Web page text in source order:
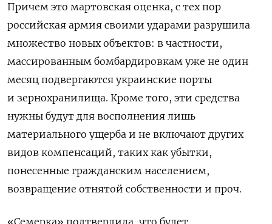
Причем это мартовская оценка, с тех пор
российская армия своими ударами разрушила
множество новых объектов: в частности,
массированным бомбардировкам уже не один
месяц подвергаются украинские порты
и зернохранилища. Кроме того, эти средства
нужны будут для восполнения лишь
материального ущерба и не включают других
видов компенсаций, таких как убытки,
понесенные гражданским населением,
возвращение отнятой собственности и проч.